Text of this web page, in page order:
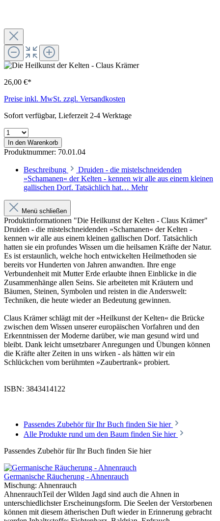
26,00 €*
Preise inkl. MwSt. zzgl. Versandkosten
Sofort verfügbar, Lieferzeit 2-4 Werktage
In den Warenkorb
Produktnummer: 70.01.04
Beschreibung
Druiden - die mistelschneidenden
»Schamanen« der Kelten - kennen wir alle aus einem kleinen
gallischen Dorf. Tatsächlich hat… Mehr
Menü schließen
Produktinformationen "Die Heilkunst der Kelten - Claus Krämer"
Druiden - die mistelschneidenden »Schamanen« der Kelten -
kennen wir alle aus einem kleinen gallischen Dorf. Tatsächlich
hatten sie ein profundes Wissen um die heilsamen Kräfte der Natur.
Es ist erstaunlich, welche hoch entwickelten Heilmethoden sie
bereits vor Hunderten von Jahren anwandten. Ihre enge
Verbundenheit mit Mutter Erde erlaubte ihnen Einblicke in die
Zusammenhänge allen Seins. Sie arbeiteten mit Kräutern und
Bäumen, Steinen, Symbolen und reisten in die Anderswelt:
Techniken, die heute wieder an Bedeutung gewinnen.
Claus Krämer schlägt mit der »Heilkunst der Kelten« die Brücke
zwischen dem Wissen unserer europäischen Vorfahren und den
Erkenntnissen der Moderne darüber, wie man gesund wird und
bleibt. Dank leicht umsetzbarer Anregungen und Übungen können
die Kräfte alter Zeiten in uns wirken - als hätten wir ein
Schlückchen vom berühmten »Zaubertrank« probiert.
ISBN: 3843414122
Passendes Zubehör für Ihr Buch finden Sie hier
Alle Produkte rund um den Baum finden Sie hier
Passendes Zubehör für Ihr Buch finden Sie hier
Germanische Räucherung - Ahnenrauch
Mischung: Ahnenrauch
AhnenrauchTeil der Wilden Jagd sind auch die Ahnen in
unterschiedlichster Erscheinungsform. Die Seelen der Verstorbenen
können mit diesem ätherischen Duft wieder in Erinnerung gebracht